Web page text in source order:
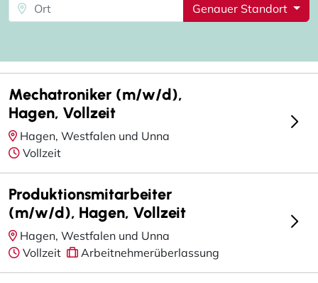
Genauer Standort
Mechatroniker (m/w/d),
Hagen, Vollzeit
Hagen, Westfalen und Unna
Vollzeit
Produktionsmitarbeiter
(m/w/d), Hagen, Vollzeit
Hagen, Westfalen und Unna
Vollzeit
Arbeitnehmerüberlassung